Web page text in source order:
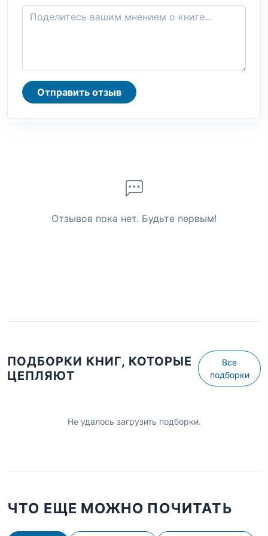
Отправить отзыв
Отзывов пока нет. Будьте первым!
ПОДБОРКИ КНИГ, КОТОРЫЕ
ЦЕПЛЯЮТ
Все
подборки
Не удалось загрузить подборки.
ЧТО ЕЩЕ МОЖНО ПОЧИТАТЬ